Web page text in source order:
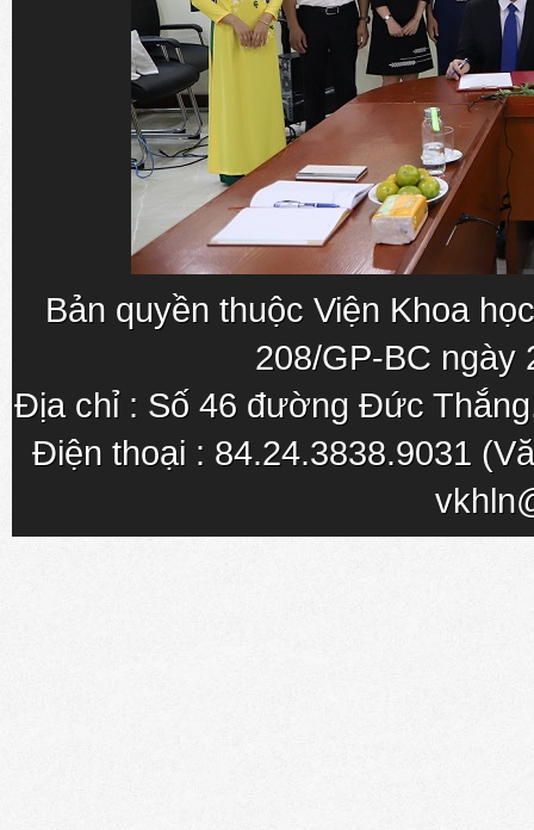
Bản quyền thuộc Viện Khoa
208/GP-BC ngày
Địa chỉ : Số 46 đường Đức
Điện thoại : 84.24.3838.9031